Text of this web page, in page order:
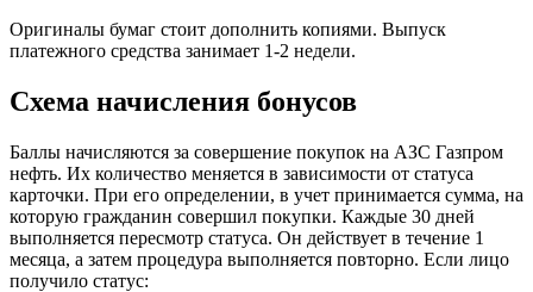
Оригиналы бумаг стоит дополнить копиями. Выпуск
платежного средства занимает 1-2 недели.
Схема начисления бонусов
Баллы начисляются за совершение покупок на АЗС Газпром
нефть. Их количество меняется в зависимости от статуса
карточки. При его определении, в учет принимается сумма, на
которую гражданин совершил покупки. Каждые 30 дней
выполняется пересмотр статуса. Он действует в течение 1
месяца, а затем процедура выполняется повторно. Если лицо
получило статус: